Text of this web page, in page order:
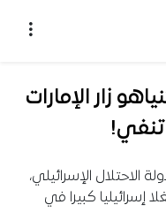
زار الإمارات
الاحتلال الإسرائيلي،
إسرائيليا كبيرا في